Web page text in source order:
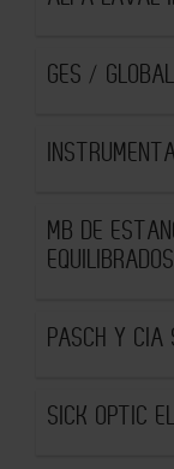
GES /
MB DE
PASCH Y CIA
SICK OPTIC